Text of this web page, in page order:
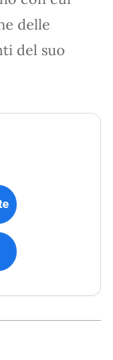
delle
del suo